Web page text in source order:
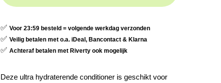
✅ Voor 23:59 besteld = volgende werkdag verzonden
✅ Veilig betalen met o.a. iDeal, Bancontact & Klarna
✅ Achteraf betalen met Riverty ook mogelijk
Deze ultra hydraterende conditioner is geschikt voor